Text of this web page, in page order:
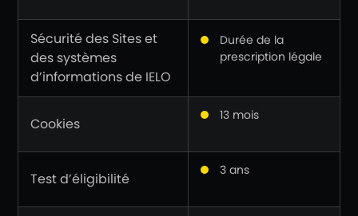
Sécurité des Sites et
des systèmes
d’informations de IELO
Durée de la
prescription légale
Cookies 13 mois
Test d’éligibilité 3 ans